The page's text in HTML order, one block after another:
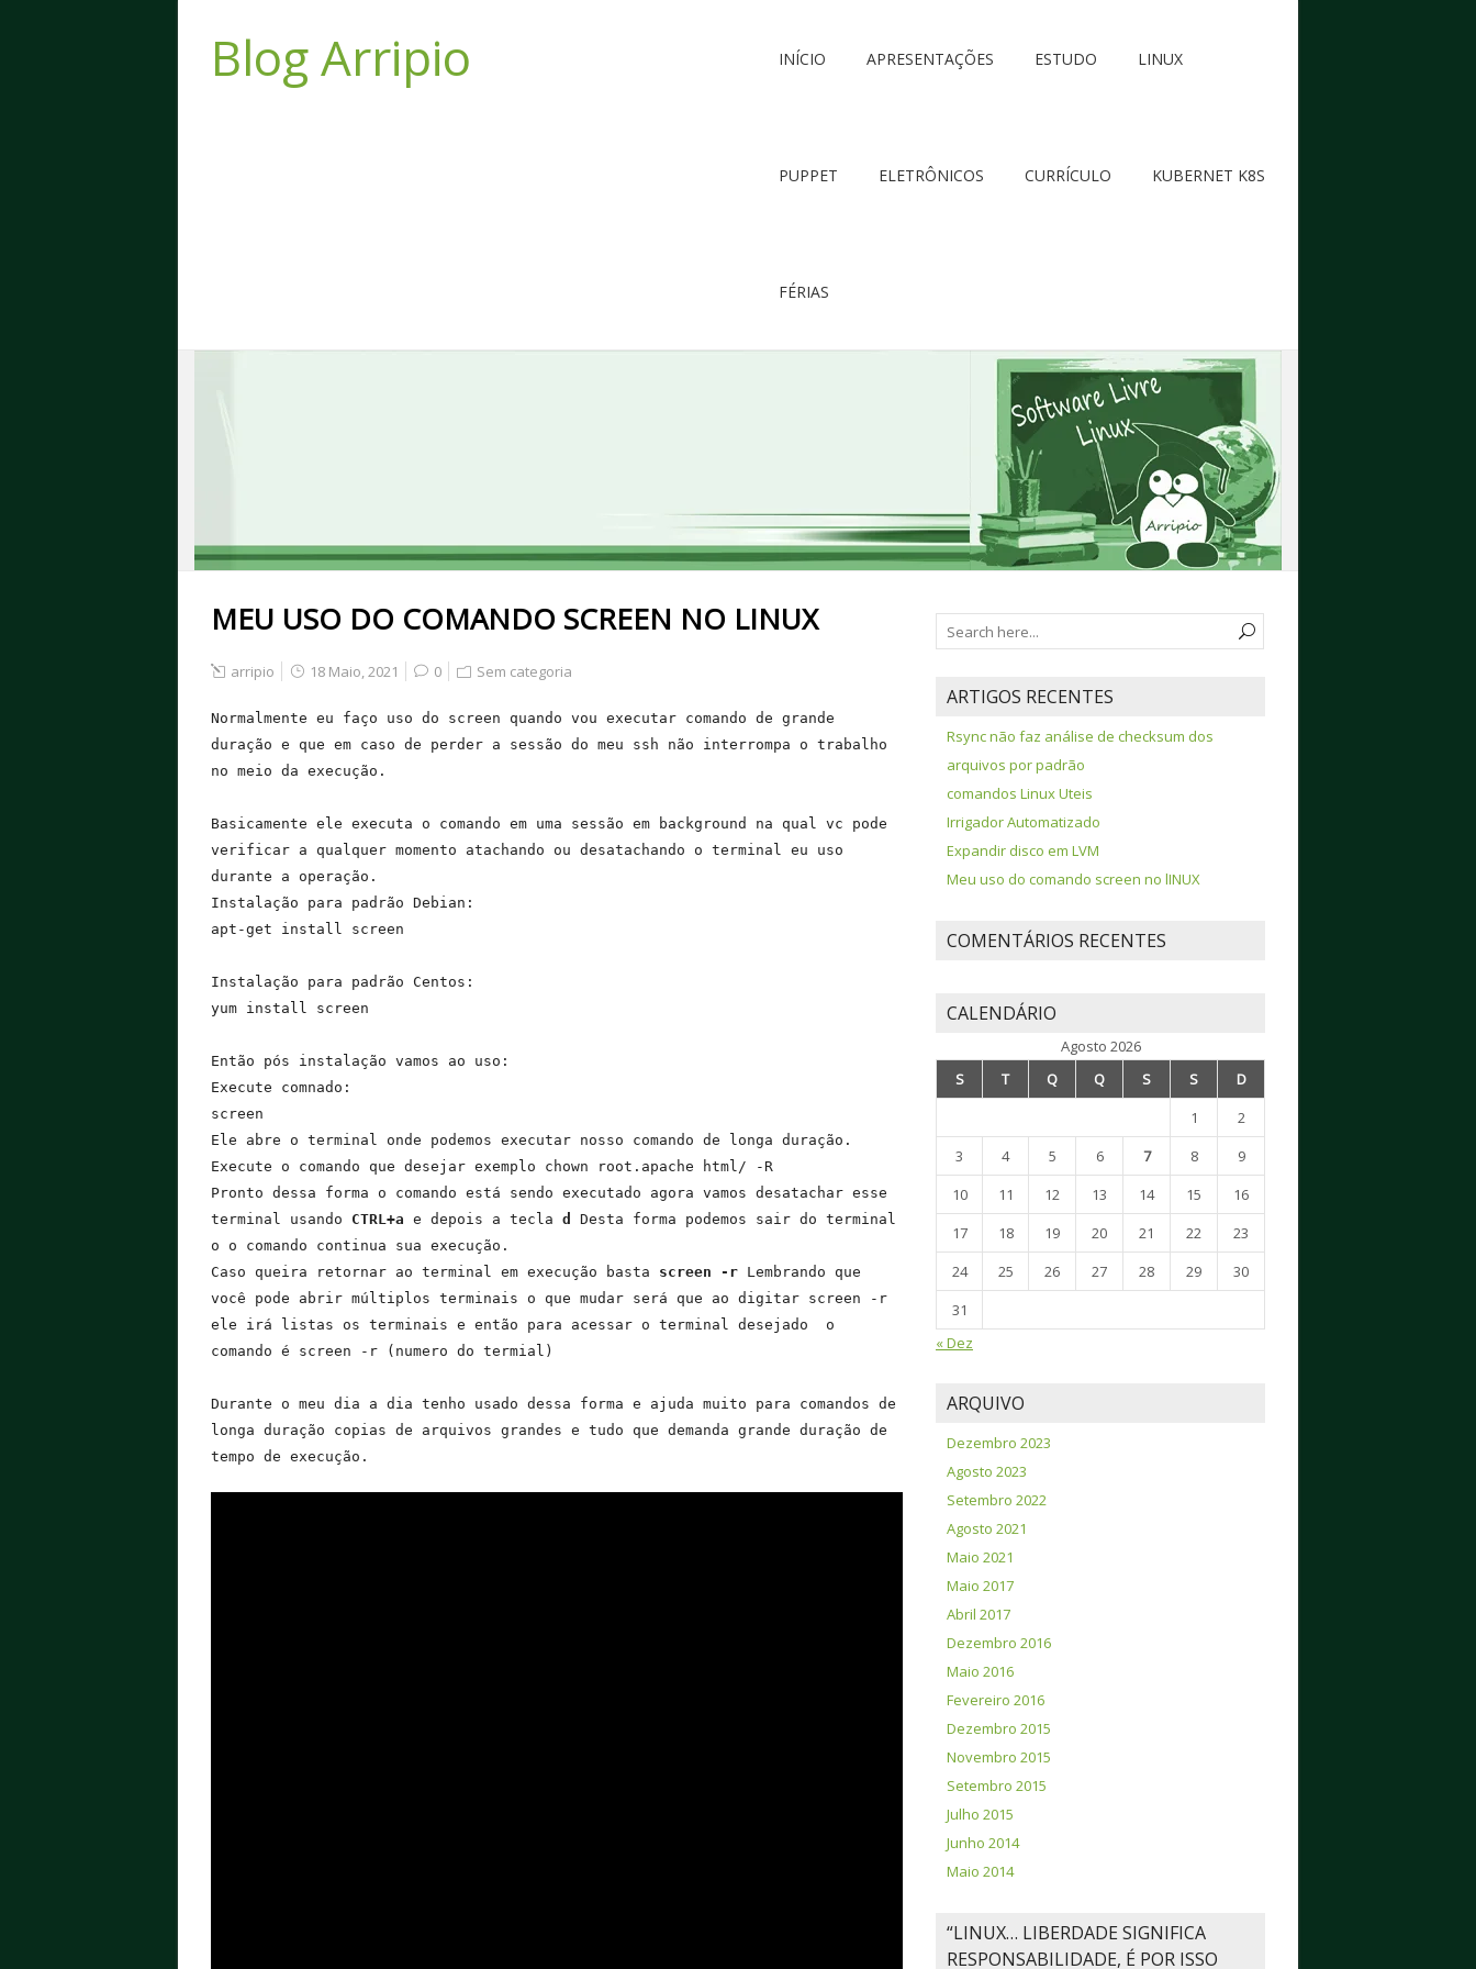
Blog Arripio INÍCIO APRESENTAÇÕES ESTUDO LINUX
PUPPET ELETRÔNICOS CURRÍCULO KUBERNET K8S
FÉRIAS
MEU USO DO COMANDO SCREEN NO LINUX
arripio 18 Maio, 2021 0 Sem categoria
Normalmente eu faço uso do screen quando vou executar comando de grande
duração e que em caso de perder a sessão do meu ssh não interrompa o trabalho
no meio da execução.
Basicamente ele executa o comando em uma sessão em background na qual vc pode
verificar a qualquer momento atachando ou desatachando o terminal eu uso
durante a operação.
Instalação para padrão Debian:
apt-get install screen
Instalação para padrão Centos:
yum install screen
Então pós instalação vamos ao uso:
Execute comnado:
screen
Ele abre o terminal onde podemos executar nosso comando de longa duração.
Execute o comando que desejar exemplo chown root.apache html/ -R
Pronto dessa forma o comando está sendo executado agora vamos desatachar esse
terminal usando CTRL+a e depois a tecla d
Desta forma podemos sair do terminal
o o comando continua sua execução.
Caso queira retornar ao terminal em execução basta screen -r Lembrando que
você pode abrir múltiplos terminais o que mudar será que ao digitar screen -r
ele irá listas os terminais e então para acessar o terminal desejado  o
comando é screen -r (numero do termial)
Durante o meu dia a dia tenho usado dessa forma e ajuda muito para comandos de
longa duração copias de arquivos grandes e tudo que demanda grande duração de
ARTIGOS RECENTES
Rsync não faz análise de checksum dos
arquivos por padrão
comandos Linux Uteis
Irrigador Automatizado
Expandir disco em LVM
Meu uso do comando screen no lINUX
COMENTÁRIOS RECENTES
CALENDÁRIO
Agosto 2026
S
T Q Q S S
D
1
2
3
4 5 6 7 8
9
10
11 12 13 14 15
16
17
18 19 20 21 22
23
24
25 26 27 28 29
30
31
« Dez
ARQUIVO
Dezembro 2023
Agosto 2023
Setembro 2022
Agosto 2021
Maio 2021
Maio 2017
Abril 2017
Dezembro 2016
Maio 2016
Fevereiro 2016
Dezembro 2015
Novembro 2015
Setembro 2015
Julho 2015
Junho 2014
Maio 2014
“LINUX… LIBERDADE SIGNIFICA
RESPONSABILIDADE, É POR ISSO